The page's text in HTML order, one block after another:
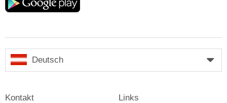
Deutsch
Kontakt Links